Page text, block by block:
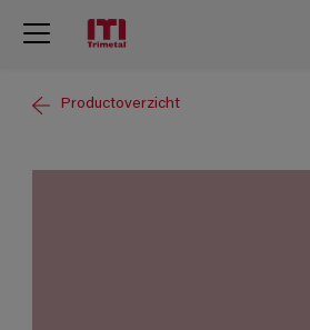
Productoverzicht